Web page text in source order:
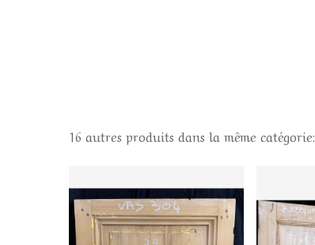
16 autres produits dans la même catégorie: